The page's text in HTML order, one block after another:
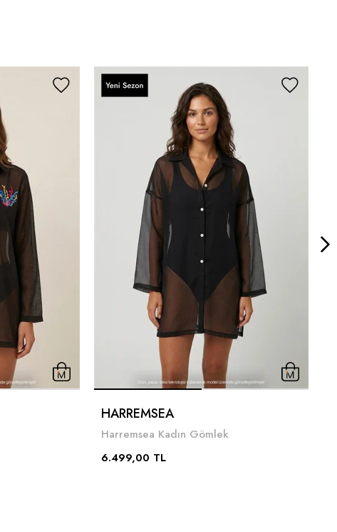
HARREMSEA
Harremsea Kadın Gömlek
6.499,00 TL